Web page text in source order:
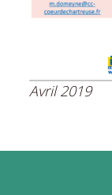
Avril 2019